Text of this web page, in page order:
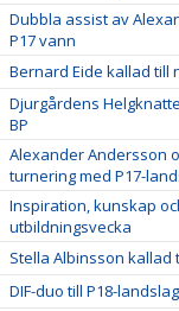
Dubbla assist av
P17 vann
Bernard Eide kallad till
Djurgårdens
BP
Alexander Andersson
turnering med P17-
Inspiration, kunskap
utbildningsvecka
Stella Albinsson kallad
DIF-duo till P18-